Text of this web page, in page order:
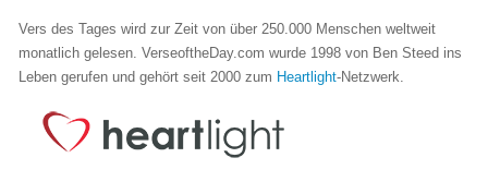
Vers des Tages wird zur Zeit von über 250.000 Menschen weltweit
monatlich gelesen. VerseoftheDay.com wurde 1998 von Ben Steed ins
Leben gerufen und gehört seit 2000 zum Heartlight-Netzwerk.